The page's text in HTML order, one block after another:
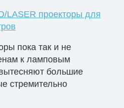
LASER проекторы для
пока так и не
к ламповым
большие
стремительно